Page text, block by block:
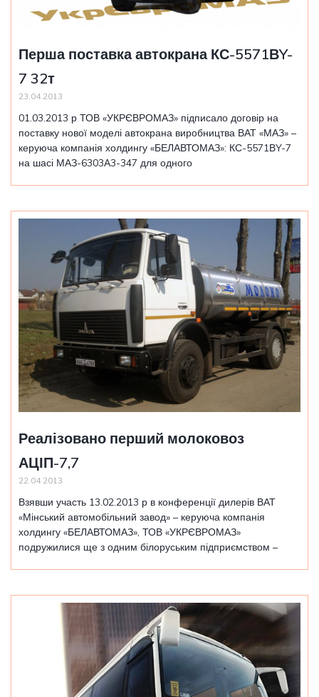
Перша поставка автокрана КС-5571ВY-
7 32т
23.04.2013
01.03.2013 р ТОВ «УКРЄВРОМАЗ» підписало договір на
поставку нової моделі автокрана виробництва ВАТ «МАЗ» –
керуюча компанія холдингу «БЕЛАВТОМАЗ»: КС-5571ВY-7
на шасі МАЗ-6303А3-347 для одного
Реалізовано перший молоковоз
АЦІП-7,7
22.04.2013
Взявши участь 13.02.2013 р в конференції дилерів ВАТ
«Мінський автомобільний завод» – керуюча компанія
холдингу «БЕЛАВТОМАЗ», ТОВ «УКРЄВРОМАЗ»
подружилися ще з одним білоруським підприємством –